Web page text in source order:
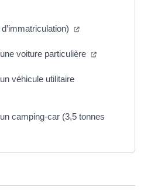
voiture particulière
véhicule utilitaire
camping-car (3,5 tonnes